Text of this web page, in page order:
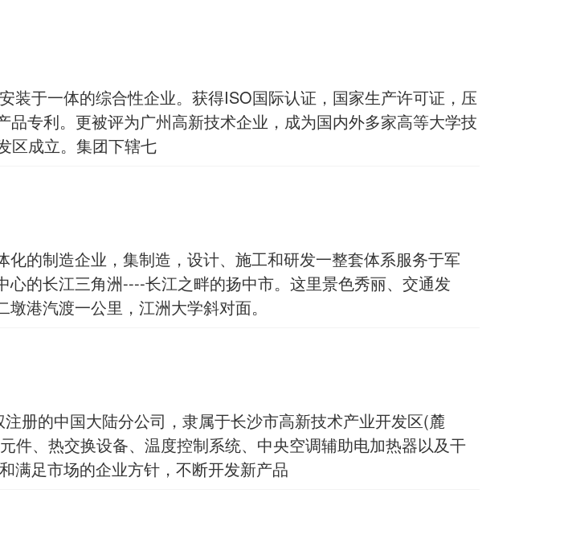
装于一体的综合性企业。获得ISO国际认证，国家生产许可证，压
专利。更被评为广州高新技术企业，成为国内外多家高等大学技
成立。集团下辖七
的制造企业，集制造，设计、施工和研发一整套体系服务于军
的长江三角洲----长江之畔的扬中市。这里景色秀丽、交通发
汽渡一公里，江洲大学斜对面。
册的中国大陆分公司，隶属于长沙市高新技术产业开发区(麓
件、热交换设备、温度控制系统、中央空调辅助电加热器以及干
足市场的企业方针，不断开发新产品